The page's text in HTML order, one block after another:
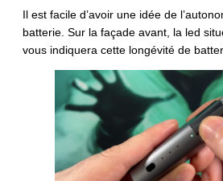
Il est facile d’avoir une idée de
batterie. Sur la façade avant, la led
vous indiquera cette longévité de